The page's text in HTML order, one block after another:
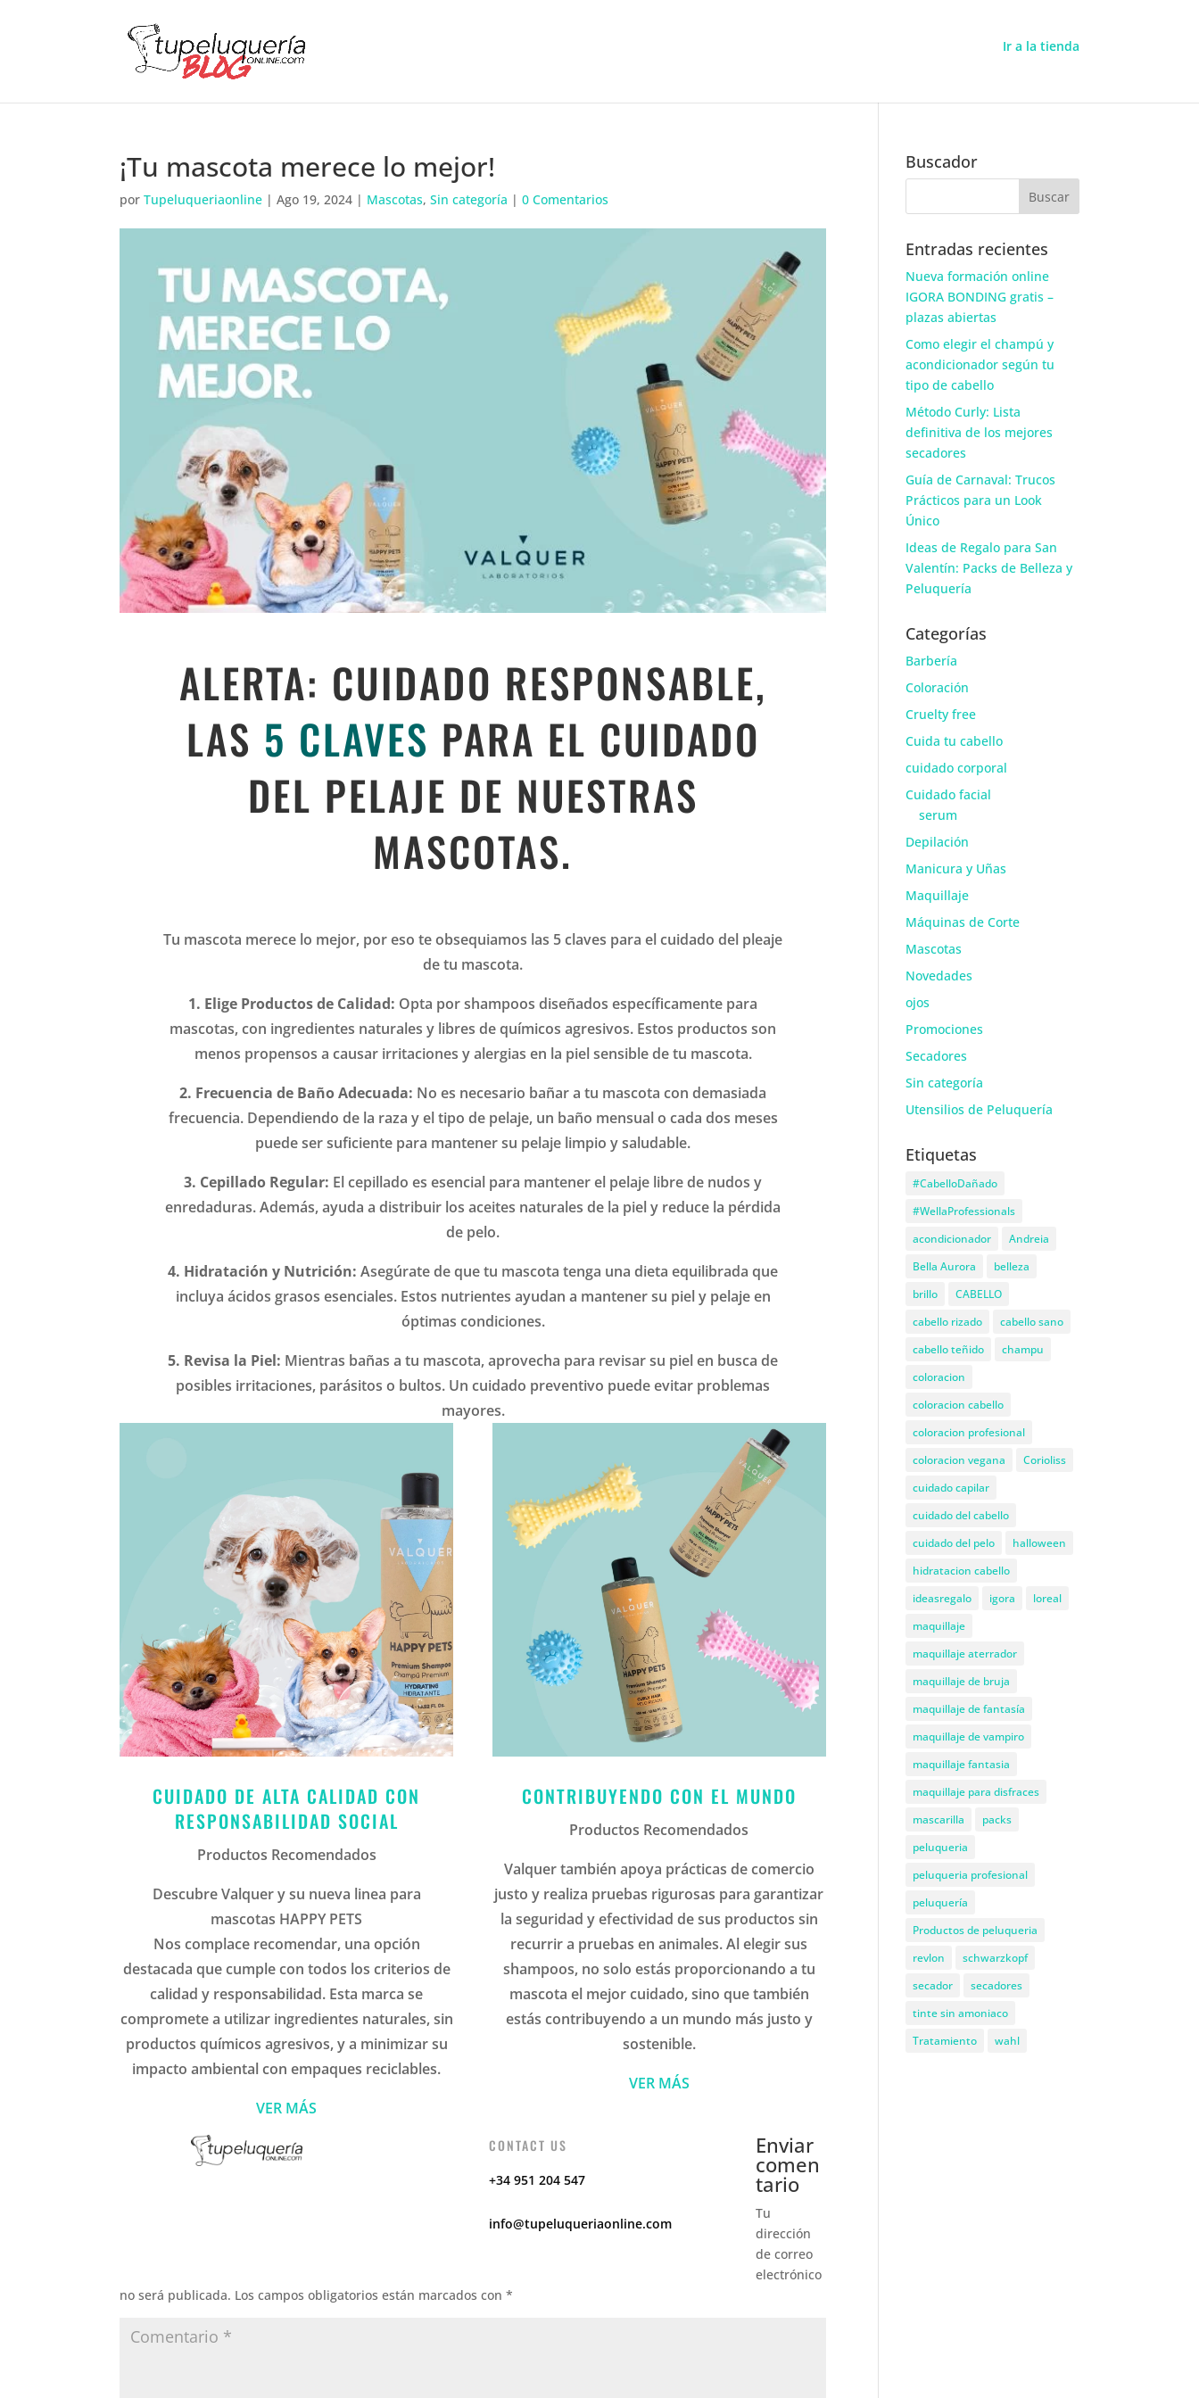
Ir a la tienda
¡Tu mascota merece lo mejor!
porTupeluqueriaonline |Ago 19, 2024 | Mascotas,Sin categoría |0 Comentarios
ALERTA: CUIDADO RESPONSABLE,
LAS 5 CLAVES PARA EL CUIDADO
DEL PELAJE DE NUESTRAS
MASCOTAS.
Tu mascota merece lo mejor, por eso te obsequiamos las 5 claves para el cuidado del pleaje
de tu mascota.
1. Elige Productos de Calidad: Opta por shampoos diseñados específicamente para
mascotas, con ingredientes naturales y libres de químicos agresivos. Estos productos son
menos propensos a causar irritaciones y alergias en la piel sensible de tu mascota.
2. Frecuencia de Baño Adecuada: No es necesario bañar a tu mascota con demasiada
frecuencia. Dependiendo de la raza y el tipo de pelaje, un baño mensual o cada dos meses
puede ser suficiente para mantener su pelaje limpio y saludable.
3. Cepillado Regular: El cepillado es esencial para mantener el pelaje libre de nudos y
enredaduras. Además, ayuda a distribuir los aceites naturales de la piel y reduce la pérdida
de pelo.
4. Hidratación y Nutrición: Asegúrate de que tu mascota tenga una dieta equilibrada que
incluya ácidos grasos esenciales. Estos nutrientes ayudan a mantener su piel y pelaje en
óptimas condiciones.
5. Revisa la Piel: Mientras bañas a tu mascota, aprovecha para revisar su piel en busca de
posibles irritaciones, parásitos o bultos. Un cuidado preventivo puede evitar problemas
mayores.
CUIDADO DE ALTA CALIDAD CON
RESPONSABILIDAD SOCIAL
Productos Recomendados
Descubre Valquer y su nueva linea para
mascotas HAPPY PETS
Nos complace recomendar, una opción
destacada que cumple con todos los criterios de
calidad y responsabilidad. Esta marca se
compromete a utilizar ingredientes naturales, sin
productos químicos agresivos, y a minimizar su
impacto ambiental con empaques reciclables.
VER MÁS
CONTRIBUYENDO CON EL MUNDO
Productos Recomendados
Valquer también apoya prácticas de comercio
justo y realiza pruebas rigurosas para garantizar
la seguridad y efectividad de sus productos sin
recurrir a pruebas en animales. Al elegir sus
shampoos, no solo estás proporcionando a tu
mascota el mejor cuidado, sino que también
estás contribuyendo a un mundo más justo y
sostenible.
VER MÁS
CONTACT US
+34 951 204 547
info@tupeluqueriaonline.com
Enviar
comen
tario
Tu
dirección
de correo
electrónico
no será publicada. Los campos obligatorios están marcados con*
Buscador
Entradas recientes
Nueva formación online
IGORA BONDING gratis –
plazas abiertas
Como elegir el champú y
acondicionador según tu
tipo de cabello
Método Curly: Lista
definitiva de los mejores
secadores
Guía de Carnaval: Trucos
Prácticos para un Look
Único
Ideas de Regalo para San
Valentín: Packs de Belleza y
Peluquería
Categorías
Barbería
Coloración
Cruelty free
Cuida tu cabello
cuidado corporal
Cuidado facial
serum
Depilación
Manicura y Uñas
Maquillaje
Máquinas de Corte
Mascotas
Novedades
ojos
Promociones
Secadores
Sin categoría
Utensilios de Peluquería
Etiquetas
#CabelloDañado
#WellaProfessionals
acondicionador
Andreia
Bella Aurora
belleza
brillo
CABELLO
cabello rizado
cabello sano
cabello teñido
champu
coloracion
coloracion cabello
coloracion profesional
coloracion vegana
Corioliss
cuidado capilar
cuidado del cabello
cuidado del pelo
halloween
hidratacion cabello
ideasregalo
igora
loreal
maquillaje
maquillaje aterrador
maquillaje de bruja
maquillaje de fantasía
maquillaje de vampiro
maquillaje fantasia
maquillaje para disfraces
mascarilla
packs
peluqueria
peluqueria profesional
peluquería
Productos de peluqueria
revlon
schwarzkopf
secador
secadores
tinte sin amoniaco
Tratamiento
wahl